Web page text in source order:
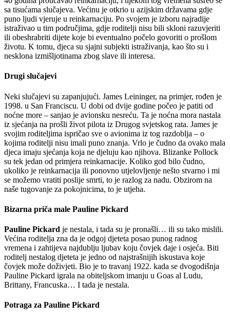
sa tisućama slučajeva. Većinu je otkrio u azijskim državama gdje
puno ljudi vjeruje u reinkarnaciju. Po svojem je izboru najradije
istraživao u tim područjima, gdje roditelji nisu bili skloni razuvjeriti
ili obeshrabriti dijete koje bi eventualno počelo govoriti o prošlom
životu. K tomu, djeca su sjajni subjekti istraživanja, kao što su i
nesklona izmišljotinama zbog slave ili interesa.
Drugi slučajevi
Neki slučajevi su zapanjujući. James Leininger, na primjer, rođen je
1998. u San Franciscu. U dobi od dvije godine počeo je patiti od
noćne more – sanjao je avionsku nesreću. Ta je noćna mora nastala
iz sjećanja na prošli život pilota iz Drugog svjetskog rata. James je
svojim roditeljima ispričao sve o avionima iz tog razdoblja – o
kojima roditelji nisu imali puno znanja. Vrlo je čudno da ovako mala
djeca imaju sjećanja koja ne djeluju kao njihova. Blizanke Pollock
su tek jedan od primjera reinkarnacije. Koliko god bilo čudno,
ukoliko je reinkarnacija ili ponovno utjelovljenje nešto stvarno i mi
se možemo vratiti poslije smrti, to je razlog za nadu. Obzirom na
naše tugovanje za pokojnicima, to je utjeha.
Bizarna priča male Pauline Pickard
Pauline Pickard je nestala, i tada su je pronašli… ili su tako mislili.
Većina roditelja zna da je odgoj djeteta posao punog radnog
vremena i zahtijeva najdublju ljubav koju čovjek daje i osjeća. Biti
roditelj nestalog djeteta je jedno od najstrašnijih iskustava koje
čovjek može doživjeti. Bio je to travanj 1922. kada se dvogodišnja
Pauline Pickard igrala na obiteljskom imanju u Goas al Ludu,
Brittany, Francuska… I tada je nestala.
Potraga za Pauline Pickard